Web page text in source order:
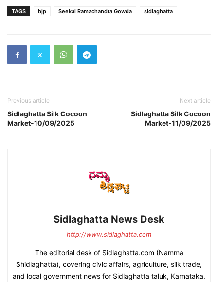
TAGS bjp Seekal Ramachandra Gowda sidlaghatta
Previous article
Sidlaghatta Silk Cocoon
Market-10/09/2025
Next article
Sidlaghatta Silk Cocoon
Market-11/09/2025
Sidlaghatta News Desk
http://www.sidlaghatta.com
The editorial desk of Sidlaghatta.com (Namma
Shidlaghatta), covering civic affairs, agriculture, silk trade,
and local government news for Sidlaghatta taluk, Karnataka.